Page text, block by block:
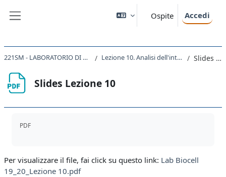
Ospite Accedi
221SM - LABORATORIO DI BIOLOGIA CELLULARE 2019 Lezione 10. Analisi dell'interazione proteina-proteina Slides Lezione 10
Slides Lezione 10
PDF
Per visualizzare il file, fai click su questo link: Lab Biocell
19_20_Lezione 10.pdf